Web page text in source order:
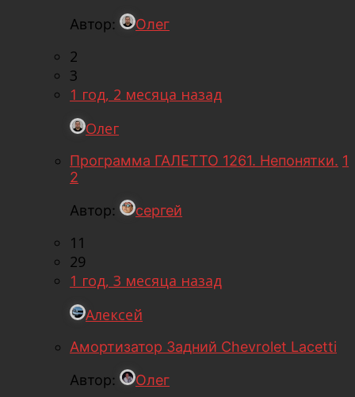
Автор:
Олег
2
3
1 год, 2 месяца назад
Олег
Программа ГАЛЕТТО 1261. Непонятки. 1
2
Автор:
сергей
11
29
1 год, 3 месяца назад
Алексей
Амортизатор Задний Chevrolet Lacetti
Автор:
Олег